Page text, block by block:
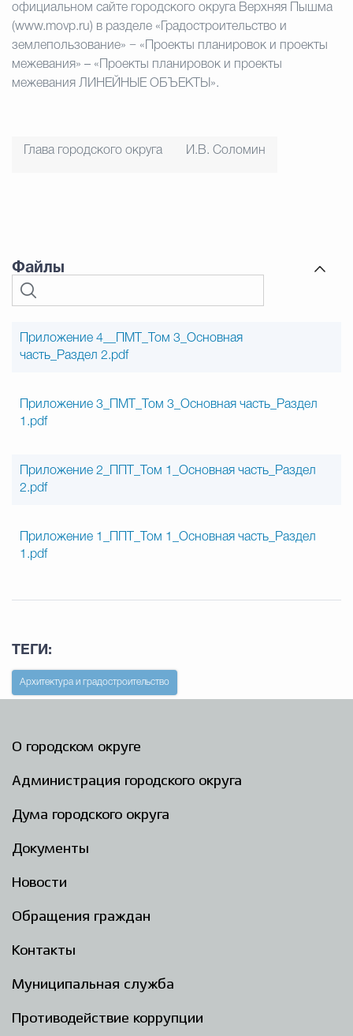
официальном сайте городского округа Верхняя Пышма
(www.movp.ru) в разделе «Градостроительство и
землепользование» − «Проекты планировок и проекты
межевания» – «Проекты планировок и проекты
межевания ЛИНЕЙНЫЕ ОБЪЕКТЫ».
Глава городского округа И.В. Соломин
Файлы
Приложение 4__ПМТ_Том 3_Основная
часть_Раздел 2.pdf
Приложение 3_ПМТ_Том 3_Основная часть_Раздел
1.pdf
Приложение 2_ППТ_Том 1_Основная часть_Раздел
2.pdf
Приложение 1_ППТ_Том 1_Основная часть_Раздел
1.pdf
ТЕГИ:
Архитектура и градостроительство
О городском округе
Администрация городского округа
Дума городского округа
Документы
Новости
Обращения граждан
Контакты
Муниципальная служба
Противодействие коррупции